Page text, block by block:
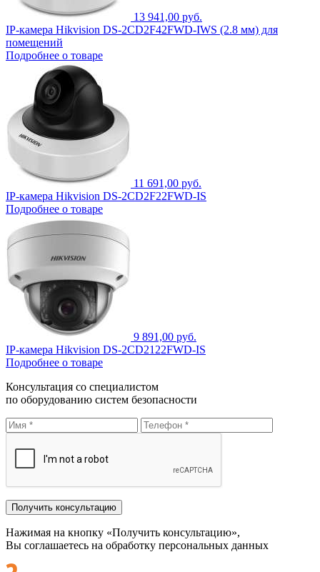
13 941,00 руб.
IP-камера Hikvision DS-2CD2F42FWD-IWS (2.8 мм) для
помещений
Подробнее о товаре
11 691,00 руб.
IP-камера Hikvision DS-2CD2F22FWD-IS
Подробнее о товаре
9 891,00 руб.
IP-камера Hikvision DS-2CD2122FWD-IS
Подробнее о товаре
Консультация со специалистом
по оборудованию систем безопасности
Нажимая на кнопку «Получить консультацию»,
Вы соглашаетесь на обработку персональных данных